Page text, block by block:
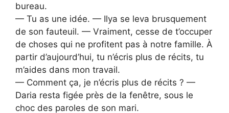
bureau.
— Tu as une idée. — Ilya se leva brusquement
de son fauteuil. — Vraiment, cesse de t’occuper
de choses qui ne profitent pas à notre famille. À
partir d’aujourd’hui, tu n’écris plus de récits, tu
m’aides dans mon travail.
— Comment ça, je n’écris plus de récits ? —
Daria resta figée près de la fenêtre, sous le
choc des paroles de son mari.